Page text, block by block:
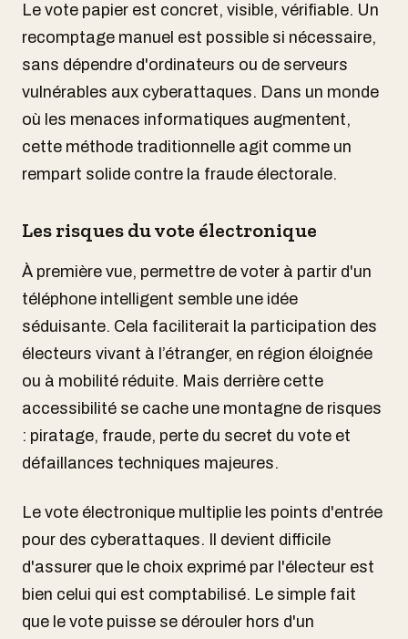
Le vote papier est concret, visible, vérifiable. Un
recomptage manuel est possible si nécessaire,
sans dépendre d'ordinateurs ou de serveurs
vulnérables aux cyberattaques. Dans un monde
où les menaces informatiques augmentent,
cette méthode traditionnelle agit comme un
rempart solide contre la fraude électorale.
Les risques du vote électronique
À première vue, permettre de voter à partir d'un
téléphone intelligent semble une idée
séduisante. Cela faciliterait la participation des
électeurs vivant à l’étranger, en région éloignée
ou à mobilité réduite. Mais derrière cette
accessibilité se cache une montagne de risques
: piratage, fraude, perte du secret du vote et
défaillances techniques majeures.
Le vote électronique multiplie les points d'entrée
pour des cyberattaques. Il devient difficile
d'assurer que le choix exprimé par l'électeur est
bien celui qui est comptabilisé. Le simple fait
que le vote puisse se dérouler hors d'un